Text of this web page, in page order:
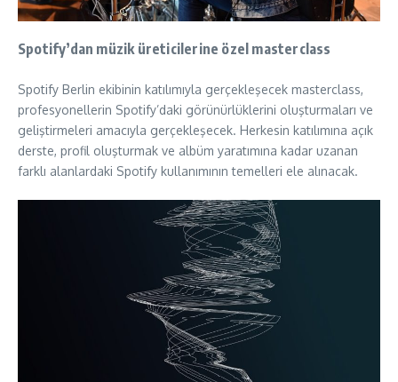
Spotify’dan müzik üreticilerine özel masterclass
Spotify Berlin ekibinin katılımıyla gerçekleşecek masterclass,
profesyonellerin Spotify’daki görünürlüklerini oluşturmaları ve
geliştirmeleri amacıyla gerçekleşecek. Herkesin katılımına açık
derste, profil oluşturmak ve albüm yaratımına kadar uzanan
farklı alanlardaki Spotify kullanımının temelleri ele alınacak.